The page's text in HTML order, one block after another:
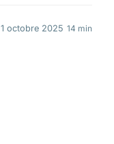
1 octobre 2025 14 min